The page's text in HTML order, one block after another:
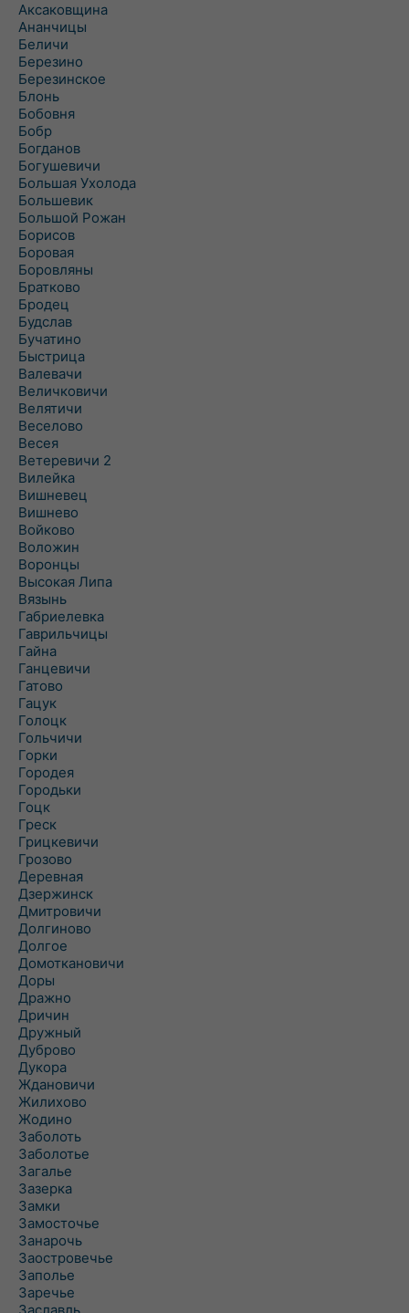
Аксаковщина
Ананчицы
Беличи
Березино
Березинское
Блонь
Бобовня
Бобр
Богданов
Богушевичи
Большая Ухолода
Большевик
Большой Рожан
Борисов
Боровая
Боровляны
Братково
Бродец
Будслав
Бучатино
Быстрица
Валевачи
Величковичи
Велятичи
Веселово
Весея
Ветеревичи 2
Вилейка
Вишневец
Вишнево
Войково
Воложин
Воронцы
Высокая Липа
Вязынь
Габриелевка
Гаврильчицы
Гайна
Ганцевичи
Гатово
Гацук
Голоцк
Гольчичи
Горки
Городея
Городьки
Гоцк
Греск
Грицкевичи
Грозово
Деревная
Дзержинск
Дмитровичи
Долгиново
Долгое
Домоткановичи
Доры
Дражно
Дричин
Дружный
Дуброво
Дукора
Ждановичи
Жилихово
Жодино
Заболоть
Заболотье
Загалье
Зазерка
Замки
Замосточье
Занарочь
Заостровечье
Заполье
Заречье